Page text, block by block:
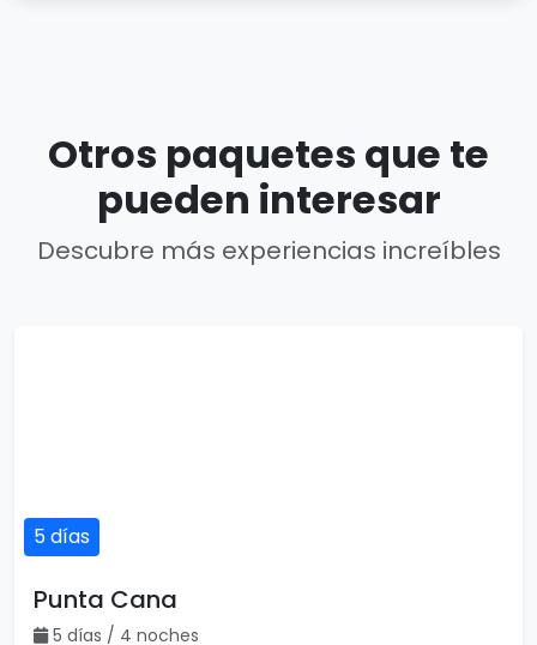
Otros paquetes que te
pueden interesar
Descubre más experiencias increíbles
5 días
Punta Cana
5 días / 4 noches